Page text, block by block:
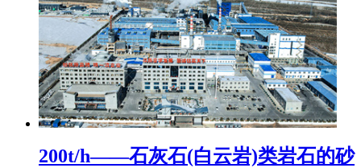
200t/h——石灰石(白云岩)类岩石的砂